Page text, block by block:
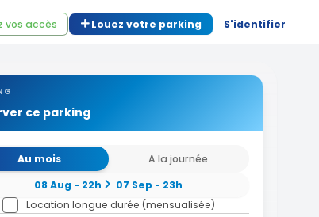
vos accès Louez votre parking S'identifier
ce parking
Au mois
A la journée
08 Aug - 22h
07 Sep - 23h
Location longue durée (mensualisée)